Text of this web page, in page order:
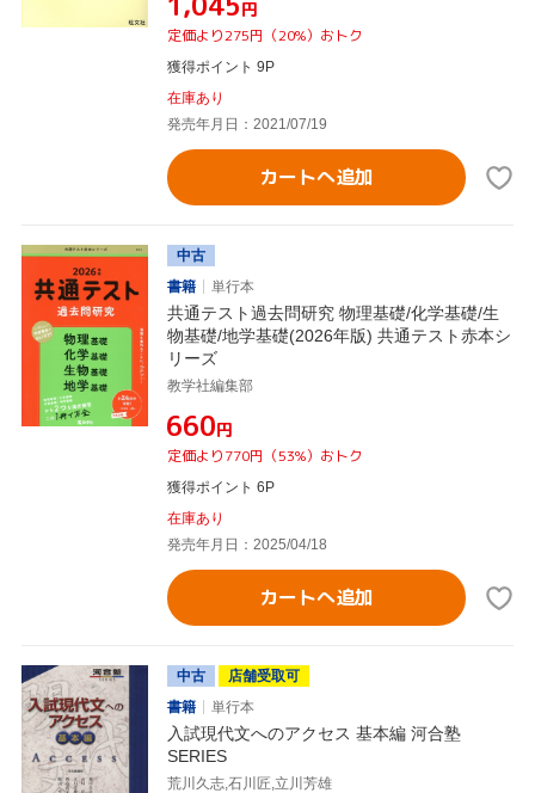
円
定価より275円（20%）おトク
獲得ポイント 9P
在庫あり
発売年月日：2021/07/19
カートへ追加
中古
書籍
単行本
共通テスト過去問研究 物理基礎/化学基礎/生
物基礎/地学基礎(2026年版) 共通テスト赤本シ
リーズ
教学社編集部
¥660円
定価より770円（53%）おトク
獲得ポイント 6P
在庫あり
発売年月日：2025/04/18
カートへ追加
中古
店舗受取可
書籍
単行本
入試現代文へのアクセス 基本編 河合塾
SERIES
荒川久志,石川匠,立川芳雄